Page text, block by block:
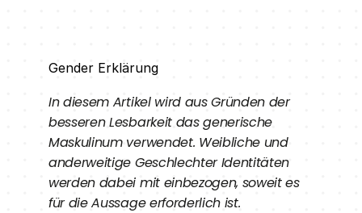
Gender Erklärung
In diesem Artikel wird aus Gründen der
besseren Lesbarkeit das generische
Maskulinum verwendet. Weibliche und
anderweitige Geschlechter Identitäten
werden dabei mit einbezogen, soweit es
für die Aussage erforderlich ist.